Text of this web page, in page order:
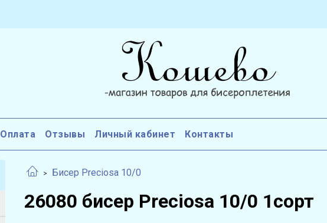
Оплата Отзывы Личный кабинет Контакты
Бисер Preciosa 10/0
26080 бисер Preciosa 10/0 1сорт